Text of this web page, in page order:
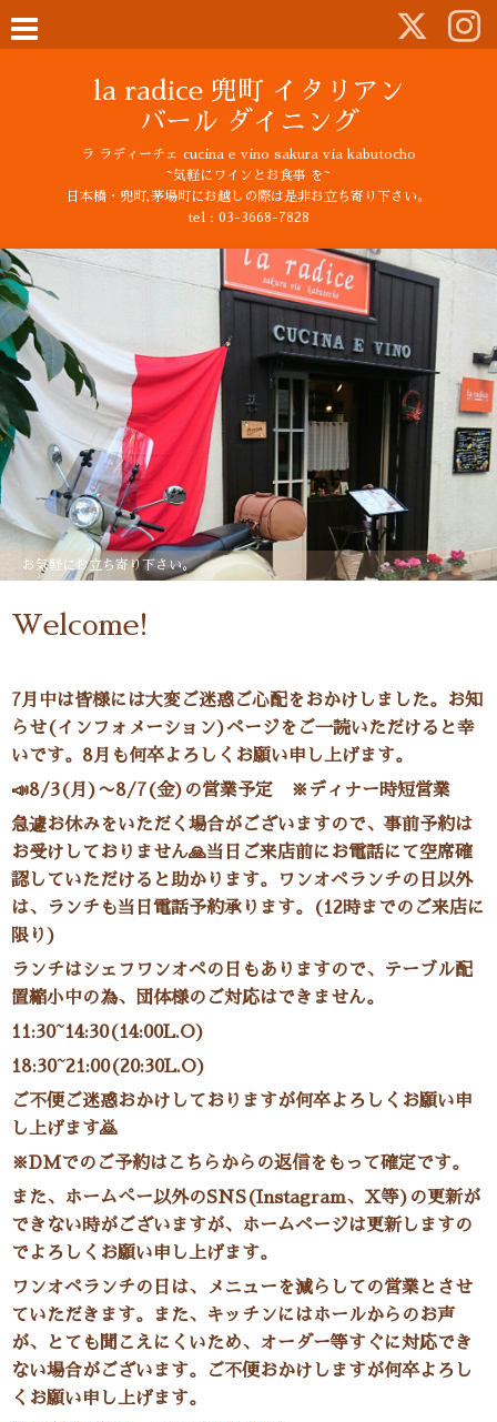
la radice 兜町 イタリアン
バール ダイニング
ラ ラディーチェ cucina e vino sakura via kabutocho
~気軽にワインとお食事 を~
日本橋・兜町,茅場町にお越しの際は是非お立ち寄り下さい。
tel : 03-3668-7828
お気軽にお立ち寄り下さい。
Welcome!
7月中は皆様には大変ご迷惑ご心配をおかけしました。お知
らせ(インフォメーション)ページをご一読いただけると幸
いです。8月も何卒よろしくお願い申し上げます。
📣8/3(月)〜8/7(金)の営業予定 ※ディナー時短営業
急遽お休みをいただく場合がございますので、事前予約は
お受けしておりません🙏当日ご来店前にお電話にて空席確
認していただけると助かります。ワンオペランチの日以外
は、ランチも当日電話予約承ります。(12時までのご来店に
限り)
ランチはシェフワンオペの日もありますので、テーブル配
置縮小中の為、団体様のご対応はできません。
11:30~14:30(14:00L.O)
18:30~21:00(20:30L.O)
ご不便ご迷惑おかけしておりますが何卒よろしくお願い申
し上げます🙇
※DMでのご予約はこちらからの返信をもって確定です。
また、ホームぺー以外のSNS(Instagram、Ｘ等)の更新が
できない時がございますが、ホームページは更新しますの
でよろしくお願い申し上げます。
ワンオペランチの日は、メニューを減らしての営業とさせ
ていただきます。また、キッチンにはホールからのお声
が、とても聞こえにくいため、オーダー等すぐに対応でき
ない場合がございます。ご不便おかけしますが何卒よろし
くお願い申し上げます。